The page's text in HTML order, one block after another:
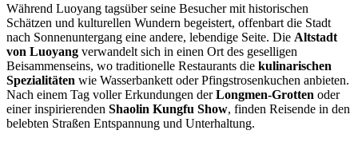
Während Luoyang tagsüber seine Besucher mit historischen
Schätzen und kulturellen Wundern begeistert, offenbart die Stadt
nach Sonnenuntergang eine andere, lebendige Seite. Die Altstadt
von Luoyang verwandelt sich in einen Ort des geselligen
Beisammenseins, wo traditionelle Restaurants die kulinarischen
Spezialitäten wie Wasserbankett oder Pfingstrosenkuchen anbieten.
Nach einem Tag voller Erkundungen derLongmen-Grotten oder
einer inspirierenden Shaolin Kungfu Show, finden Reisende in den
belebten Straßen Entspannung und Unterhaltung.